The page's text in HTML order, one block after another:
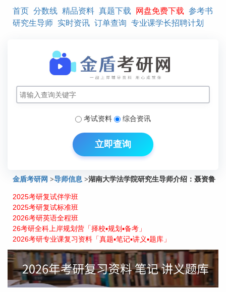
首页 分数线 精品资料 真题下载 网盘免费下载 参考书
研究生导师 实时资讯 订单查询 专业课学长招聘计划
考试资料 综合资讯
立即查询
金盾考研网 >导师信息 >湖南大学法学院研究生导师介绍：聂资鲁
2025考研复试伴学班
2025考研复试标准班
2026考研英语全程班
26考研全科上岸规划营「择校▪规划▪备考」
2026考研专业课复习资料「真题▪笔记▪讲义▪题库」